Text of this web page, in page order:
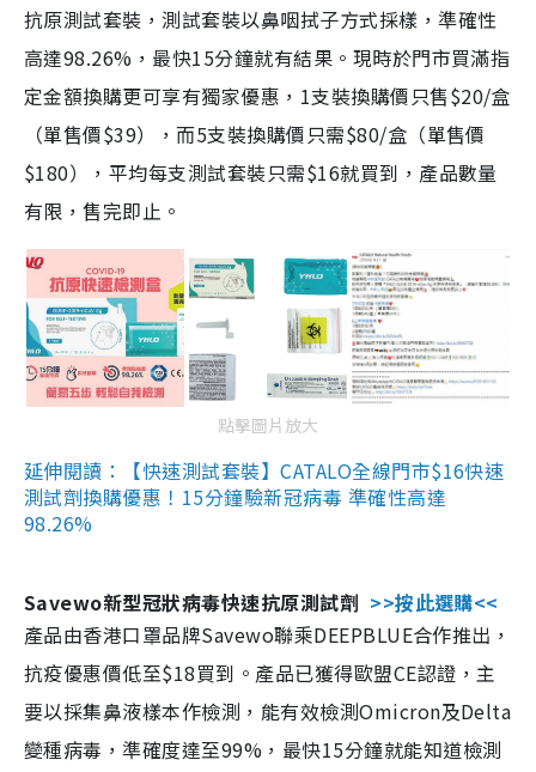
抗原測試套裝，測試套裝以鼻咽拭子方式採樣，準確性
高達98.26%，最快15分鐘就有結果。現時於門市買滿指
定金額換購更可享有獨家優惠，1支裝換購價只售$20/盒
（單售價$39），而5支裝換購價只需$80/盒（單售價
$180），平均每支測試套裝只需$16就買到，產品數量
有限，售完即止。
點擊圖片放大
延伸閱讀：【快速測試套裝】CATALO全線門市$16快速
測試劑換購優惠！15分鐘驗新冠病毒 準確性高達
98.26%
Savewo新型冠狀病毒快速抗原測試劑 >>按此選購<<
產品由香港口罩品牌Savewo聯乘DEEPBLUE合作推出，
抗疫優惠價低至$18買到。產品已獲得歐盟CE認證，主
要以採集鼻液樣本作檢測，能有效檢測Omicron及Delta
變種病毒，準確度達至99%，最快15分鐘就能知道檢測